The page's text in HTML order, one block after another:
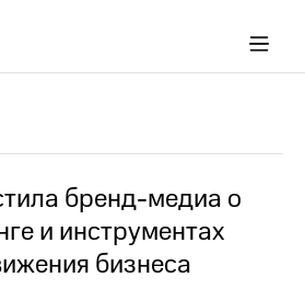
бренд-медиа о
и инструментах
бизнеса